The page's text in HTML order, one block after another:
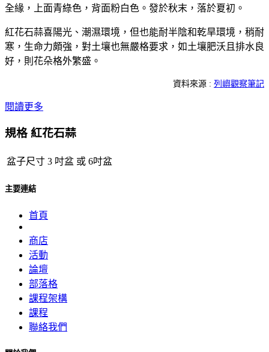
全緣，上面青綠色，背面粉白色。發於秋末，落於夏初。
紅花石蒜喜陽光、潮濕環境，但也能耐半陰和乾旱環境，稍耐
寒，生命力頗強，對土壤也無嚴格要求，如土壤肥沃且排水良
好，則花朵格外繁盛。
資料來源 : 列嶼觀察筆記
閱讀更多
規格 紅花石蒜
盆子尺寸 3 吋盆 或 6吋盆
主要連結
首頁
商店
活動
論壇
部落格
課程架構
課程
聯絡我們